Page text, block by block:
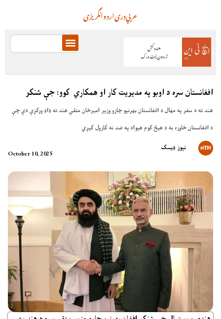
انگریزیاردودریعربي
افغانستان سره د اوبو په مدیریت کار او همکاري کوو: جې شنکر
هند ته د سفر په مهال د افغانستان بهرنیو چارو وزیر امیرخان متقي هند ته ډاډ ورکړې دې چې
د افغانستان خاوره به د هیڅ کوم هیواد په ضد نه کارول کیږي
October 10, 2025
نېوز ډیسک